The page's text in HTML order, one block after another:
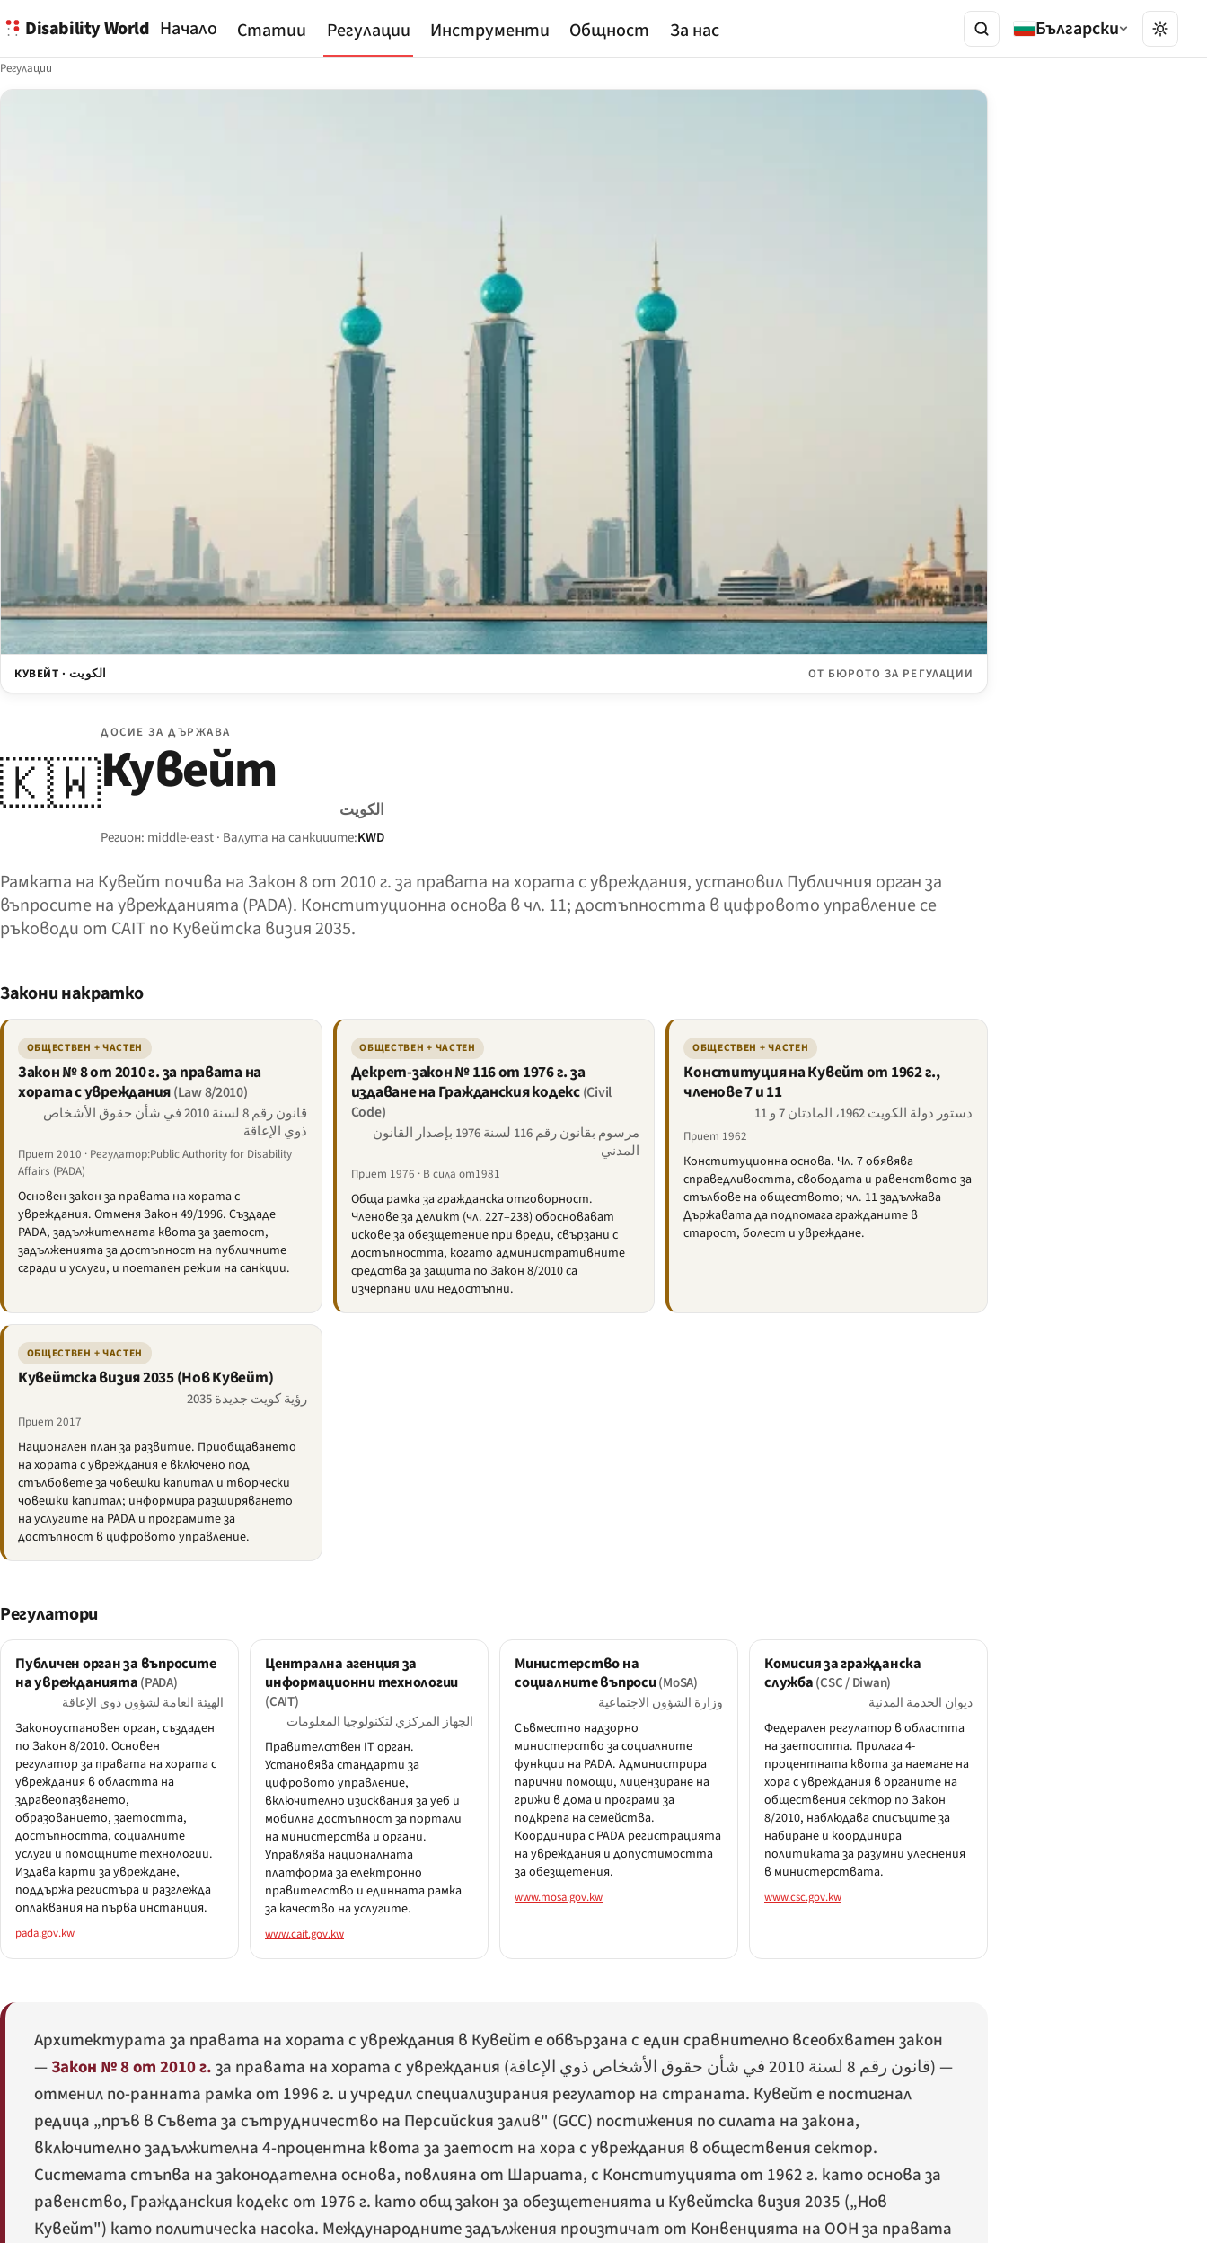
Disability World Начало Статии Регулации Инструменти Общност За нас Български
Регулации
КУВЕЙТ · الكويت ОТ БЮРОТО ЗА РЕГУЛАЦИИ
🇰🇼
ДОСИЕ ЗА ДЪРЖАВА
Кувейт
الكويت
Регион: middle-east · Валута на санкциите:KWD
Рамката на Кувейт почива на Закон 8 от 2010 г. за правата на хората с увреждания, установил Публичния орган за
въпросите на уврежданията (PADA). Конституционна основа в чл. 11; достъпността в цифровото управление се
ръководи от CAIT по Кувейтска визия 2035.
Закони накратко
ОБЩЕСТВЕН + ЧАСТЕН
Закон № 8 от 2010 г. за правата на
хората с увреждания(Law 8/2010)
قانون رقم 8 لسنة 2010 في شأن حقوق الأشخاص
ذوي الإعاقة
Приет 2010 · Регулатор:Public Authority for Disability
Affairs (PADA)
Основен закон за правата на хората с
увреждания. Отменя Закон 49/1996. Създаде
PADA, задължителната квота за заетост,
задълженията за достъпност на публичните
сгради и услуги, и поетапен режим на санкции.
ОБЩЕСТВЕН + ЧАСТЕН
Декрет-закон № 116 от 1976 г. за
издаване на Гражданския кодекс(Civil
Code)
مرسوم بقانون رقم 116 لسنة 1976 بإصدار القانون
المدني
Приет 1976 · В сила от1981
Обща рамка за гражданска отговорност.
Членове за деликт (чл. 227–238) обосновават
искове за обезщетение при вреди, свързани с
достъпността, когато административните
средства за защита по Закон 8/2010 са
изчерпани или недостъпни.
ОБЩЕСТВЕН + ЧАСТЕН
Конституция на Кувейт от 1962 г.,
членове 7 и 11
دستور دولة الكويت 1962، المادتان 7 و 11
Приет 1962
Конституционна основа. Чл. 7 обявява
справедливостта, свободата и равенството за
стълбове на обществото; чл. 11 задължава
Държавата да подпомага гражданите в
старост, болест и увреждане.
ОБЩЕСТВЕН + ЧАСТЕН
Кувейтска визия 2035 (Нов Кувейт)
رؤية كويت جديدة 2035
Приет 2017
Национален план за развитие. Приобщаването
на хората с увреждания е включено под
стълбовете за човешки капитал и творчески
човешки капитал; информира разширяването
на услугите на PADA и програмите за
достъпност в цифровото управление.
Регулатори
Публичен орган за въпросите
на уврежданията(PADA)
الهيئة العامة لشؤون ذوي الإعاقة
Законоустановен орган, създаден
по Закон 8/2010. Основен
регулатор за правата на хората с
увреждания в областта на
здравеопазването,
образованието, заетостта,
достъпността, социалните
услуги и помощните технологии.
Издава карти за увреждане,
поддържа регистъра и разглежда
оплаквания на първа инстанция.
pada.gov.kw
Централна агенция за
информационни технологии
(CAIT)
الجهاز المركزي لتكنولوجيا المعلومات
Правителствен IT орган.
Установява стандарти за
цифровото управление,
включително изисквания за уеб и
мобилна достъпност за портали
на министерства и органи.
Управлява националната
платформа за електронно
правителство и единната рамка
за качество на услугите.
www.cait.gov.kw
Министерство на
социалните въпроси(MoSA)
وزارة الشؤون الاجتماعية
Съвместно надзорно
министерство за социалните
функции на PADA. Администрира
парични помощи, лицензиране на
грижи в дома и програми за
подкрепа на семейства.
Координира с PADA регистрацията
на увреждания и допустимостта
за обезщетения.
www.mosa.gov.kw
Комисия за гражданска
служба(CSC / Diwan)
ديوان الخدمة المدنية
Федерален регулатор в областта
на заетостта. Прилага 4-
процентната квота за наемане на
хора с увреждания в органите на
обществения сектор по Закон
8/2010, наблюдава списъците за
набиране и координира
политиката за разумни улеснения
в министерствата.
www.csc.gov.kw
Архитектурата за правата на хората с увреждания в Кувейт е обвързана с един сравнително всеобхватен закон
—Закон № 8 от 2010 г.за правата на хората с увреждания ( قانون رقم 8 لسنة 2010 في شأن حقوق الأشخاص ذوي الإعاقة) —
отменил по-ранната рамка от 1996 г. и учредил специализирания регулатор на страната. Кувейт е постигнал
редица „пръв в Съвета за сътрудничество на Персийския залив" (GCC) постижения по силата на закона,
включително задължителна 4-процентна квота за заетост на хора с увреждания в обществения сектор.
Системата стъпва на законодателна основа, повлияна от Шариата, с Конституцията от 1962 г. като основа за
равенство, Гражданския кодекс от 1976 г. като общ закон за обезщетенията и Кувейтска визия 2035 („Нов
Кувейт") като политическа насока. Международните задължения произтичат от Конвенцията на ООН за правата